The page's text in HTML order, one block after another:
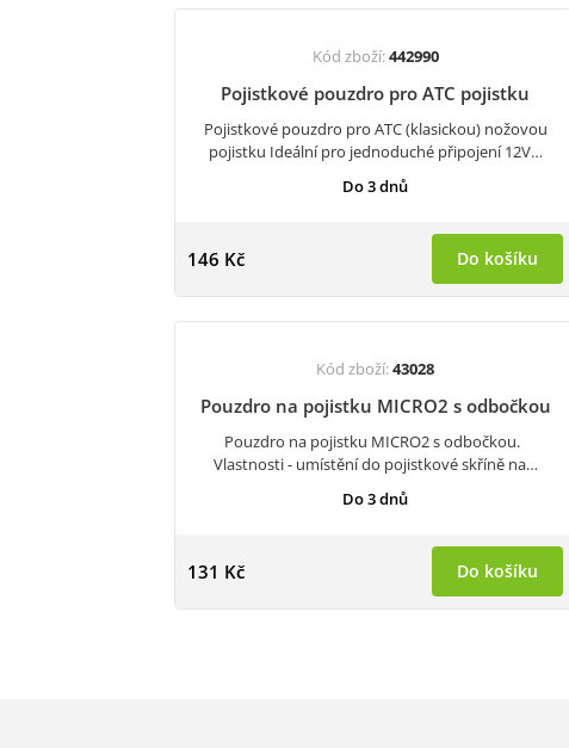
Kód zboží:442990
Pojistkové pouzdro pro ATC pojistku
Pojistkové pouzdro pro ATC (klasickou) nožovou
pojistku Ideální pro jednoduché připojení 12V…
Do 3 dnů
146 Kč Do košíku
Kód zboží:43028
Pouzdro na pojistku MICRO2 s odbočkou
Pouzdro na pojistku MICRO2 s odbočkou.
Vlastnosti - umístění do pojistkové skříně na…
Do 3 dnů
131 Kč Do košíku